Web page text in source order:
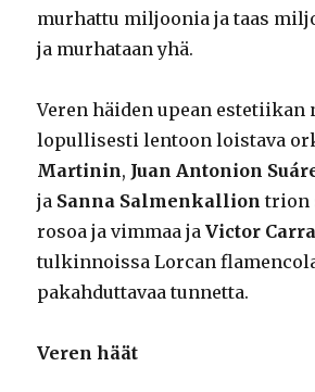
murhattu miljoonia ja taas
ja murhataan yhä.
Veren häiden upean estetiikan
lopullisesti lentoon loistava
Martinin, Juan Antonion
ja Sanna Salmenkallion trion
rosoa ja vimmaa jaVictor
tulkinnoissa Lorcan
pakahduttavaa tunnetta.
Veren häät